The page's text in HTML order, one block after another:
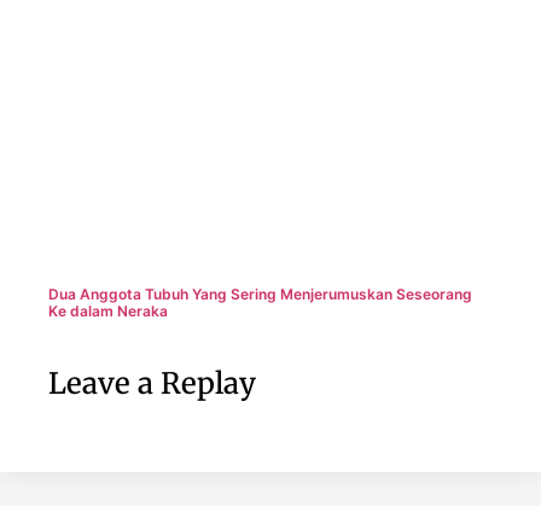
Dua Anggota Tubuh Yang Sering Menjerumuskan Seseorang
Ke dalam Neraka
Leave a Replay